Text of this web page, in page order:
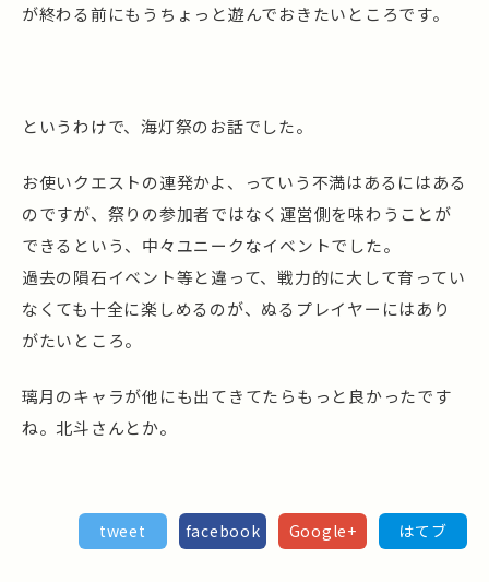
が終わる前にもうちょっと遊んでおきたいところです。
というわけで、海灯祭のお話でした。
お使いクエストの連発かよ、っていう不満はあるにはある
のですが、祭りの参加者ではなく運営側を味わうことが
できるという、中々ユニークなイベントでした。
過去の隕石イベント等と違って、戦力的に大して育ってい
なくても十全に楽しめるのが、ぬるプレイヤーにはあり
がたいところ。
璃月のキャラが他にも出てきてたらもっと良かったです
ね。北斗さんとか。
tweet facebook Google+ はてブ